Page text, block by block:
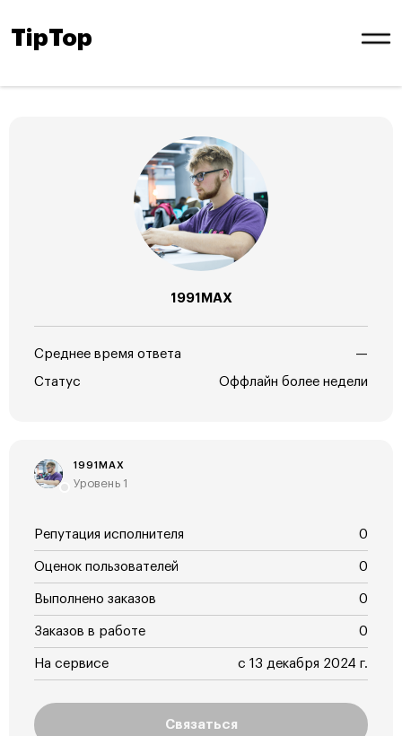
TipTop
1991MAX
Среднее время ответа —
Статус Оффлайн более недели
1991MAX
Уровень 1
Репутация исполнителя 0
Оценок пользователей 0
Выполнено заказов 0
Заказов в работе 0
На сервисе с 13 декабря 2024 г.
Связаться